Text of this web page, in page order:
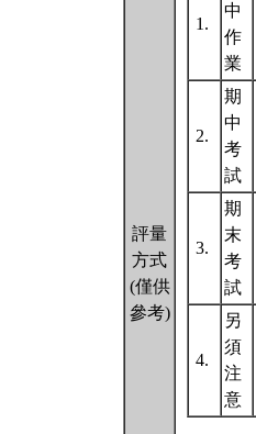
評量
方式
(僅供
參考)
1.
中
作
業
2.
期
中
考
試
3.
期
末
考
試
4.
另
須
注
意